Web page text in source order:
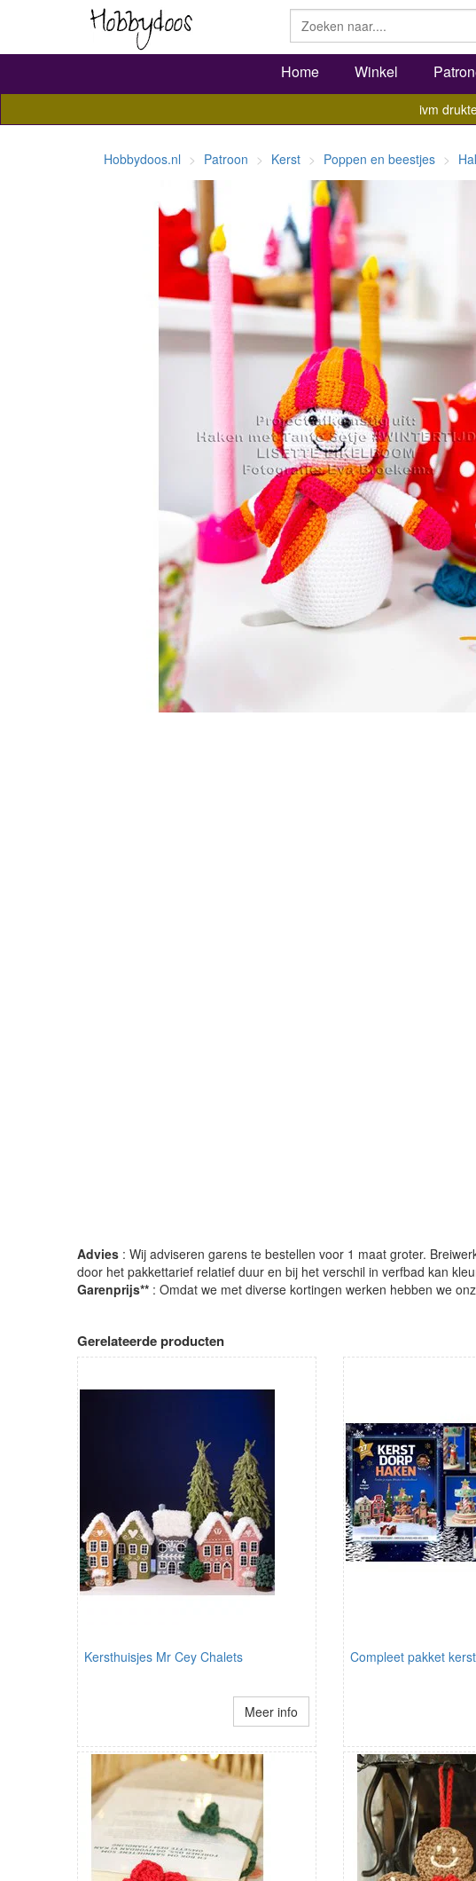
Home Winkel
ivm
Hobbydoos.nl Patroon Kerst Poppen en beestjes
Advies : Wij adviseren garens te bestellen voor 1 maat groter.
door het pakkettarief relatief duur en bij het verschil in verfbad kan
Garenprijs** : Omdat we met diverse kortingen werken hebben we
Gerelateerde producten
Kersthuisjes Mr Cey Chalets
Meer info
Compleet pakket